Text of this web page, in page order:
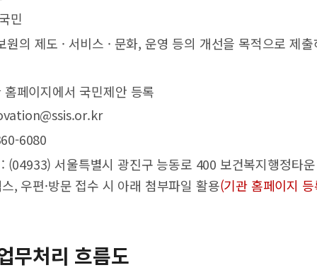
민
원의 제도 · 서비스 · 문화, 운영 등의 개선을 목적으로 제
페이지에서 국민제안 등록
6080
(04933) 서울특별시 광진구 능동로 400 보건복지행정타
우편·방문 접수 시 아래 첨부파일 활용(기관 홈페이지
무처리 흐름도